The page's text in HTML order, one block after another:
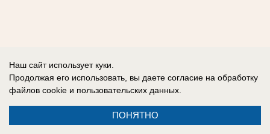
Наш сайт использует куки.
Продолжая его использовать, вы даете согласие на обработку
файлов cookie и пользовательских данных.
ПОНЯТНО